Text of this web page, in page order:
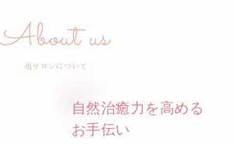
About us
当サロンについて
自然治癒力を高める
お手伝い